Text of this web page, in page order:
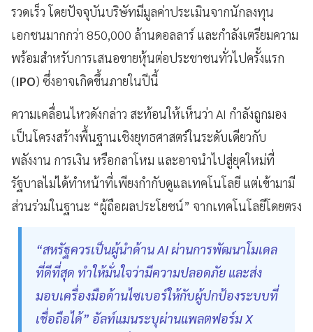
รวดเร็ว โดยปัจจุบันบริษัทมีมูลค่าประเมินจากนักลงทุน
เอกชนมากกว่า 850,000 ล้านดอลลาร์ และกำลังเตรียมความ
พร้อมสำหรับการเสนอขายหุ้นต่อประชาชนทั่วไปครั้งแรก
(IPO) ซึ่งอาจเกิดขึ้นภายในปีนี้
ความเคลื่อนไหวดังกล่าว สะท้อนให้เห็นว่า AI กำลังถูกมอง
เป็นโครงสร้างพื้นฐานเชิงยุทธศาสตร์ในระดับเดียวกับ
พลังงาน การเงิน หรือกลาโหม และอาจนำไปสู่ยุคใหม่ที่
รัฐบาลไม่ได้ทำหน้าที่เพียงกำกับดูแลเทคโนโลยี แต่เข้ามามี
ส่วนร่วมในฐานะ “ผู้ถือผลประโยชน์” จากเทคโนโลยีโดยตรง
“สหรัฐควรเป็นผู้นำด้าน AI ผ่านการพัฒนาโมเดล
ที่ดีที่สุด ทำให้มั่นใจว่ามีความปลอดภัย และส่ง
มอบเครื่องมือด้านไซเบอร์ให้กับผู้ปกป้องระบบที่
เชื่อถือได้” อัลท์แมนระบุผ่านแพลตฟอร์ม X